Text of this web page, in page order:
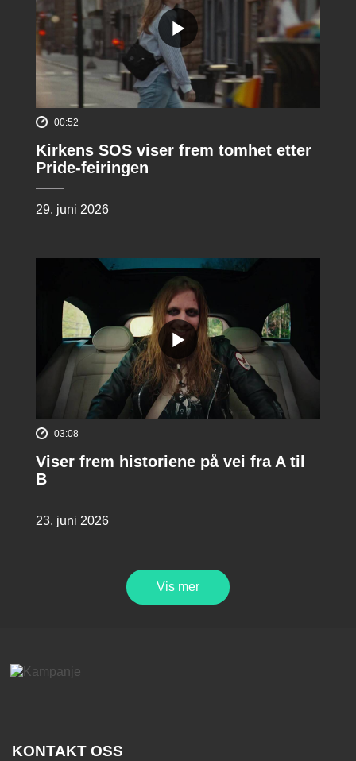
00:52
Kirkens SOS viser frem tomhet etter
Pride-feiringen
29. juni 2026
03:08
Viser frem historiene på vei fra A til
B
23. juni 2026
Vis mer
KONTAKT OSS